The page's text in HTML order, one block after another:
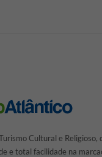
Cultural e
e total facilidade na